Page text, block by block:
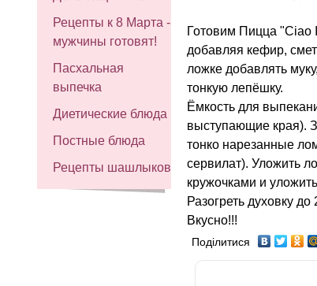
Рецепты к 8 Марта -
мужчины готовят!
Пасхальная
выпечка
Диетические блюда
Постные блюда
Рецепты шашлыков
Готовим Пицца "Ciao
добавляя кефир,
ложке добавлять
тонкую лепёшку.
Ёмкость для
выступающие края).
тонко нарезанные
сервилат). Уложить
кружочками и
Разогреть духовку
Вкусно!!!
Поділитися